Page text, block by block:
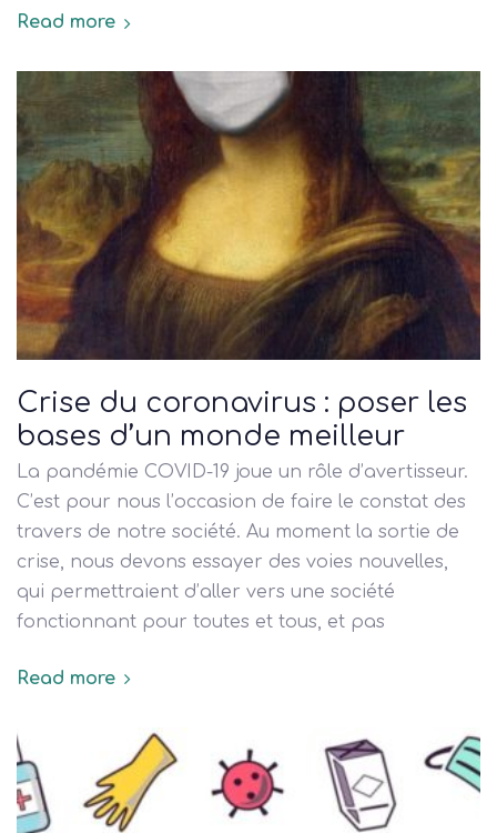
Read more
Crise du coronavirus : poser les
bases d’un monde meilleur
La pandémie COVID-19 joue un rôle d’avertisseur.
C’est pour nous l’occasion de faire le constat des
travers de notre société. Au moment la sortie de
crise, nous devons essayer des voies nouvelles,
qui permettraient d’aller vers une société
fonctionnant pour toutes et tous, et pas
Read more